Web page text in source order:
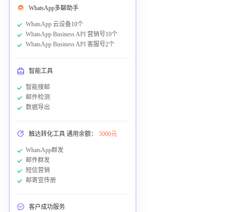
WhatsApp多聊助手
WhatsApp 云设备10个
WhatsApp Business API 营销号10个
WhatsApp Business API 客服号2个
智能工具
智能搜邮
邮件检测
数据导出
触达转化工具 通用余额： 5000元
WhatsApp群发
邮件群发
短信营销
邮寄宣传册
客户成功服务